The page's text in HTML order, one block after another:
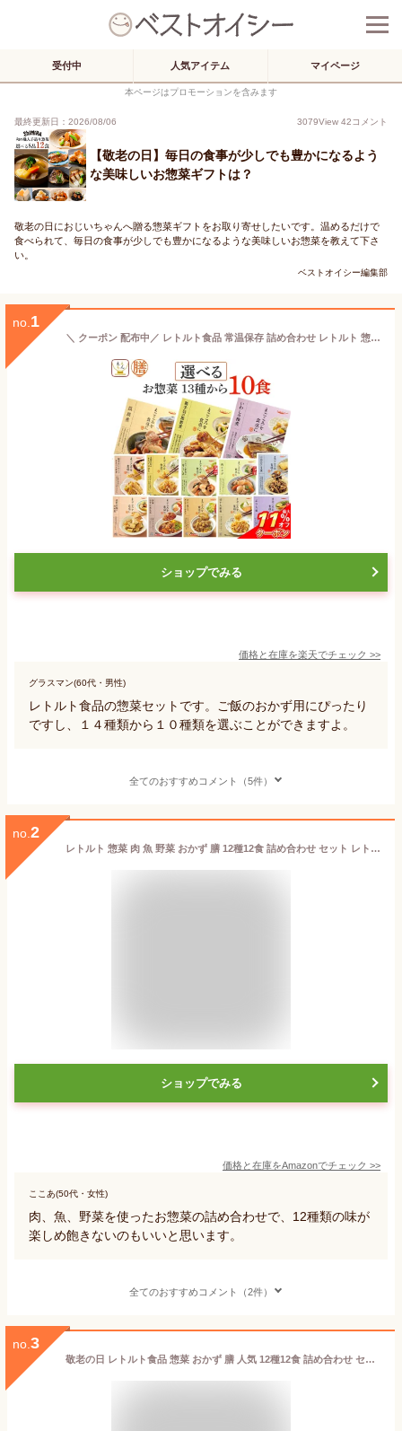
受付中 人気アイテム マイページ
本ページはプロモーションを含みます
最終更新日：2026/08/06 3079View 42コメント
【敬老の日】毎日の食事が少しでも豊かになるよう
な美味しいお惣菜ギフトは？
敬老の日におじいちゃんへ贈る惣菜ギフトをお取り寄せしたいです。温めるだけで
食べられて、毎日の食事が少しでも豊かになるような美味しいお惣菜を教えて下さ
い。
ベストオイシー編集部
no. 1
＼ クーポン 配布中／ レトルト食品 常温保存 詰め合わせ レトルト 惣菜 おかず 膳 14種から 選べる 10食 セット 【 送料無料 沖縄以外】 国分 tabete 和食 洋食 肉 魚 野菜 煮物 肉じゃが 鯖 塩焼き お惣菜ギフト 備蓄 保存食 ホワイトデー 2026 母の日 ギフト
ショップでみる
価格と在庫を楽天でチェック >>
グラスマン(60代・男性)
レトルト食品の惣菜セットです。ご飯のおかず用にぴったり
ですし、１４種類から１０種類を選ぶことができますよ。
全てのおすすめコメント（5件）
no. 2
レトルト 惣菜 肉 魚 野菜 おかず 膳 12種12食 詰め合わせ セット レトルト食品 常温保存 お惣菜 レンジ 湯煎 食品 国産乾燥野菜
ショップでみる
価格と在庫をAmazonでチェック >>
ここあ(50代・女性)
肉、魚、野菜を使ったお惣菜の詰め合わせで、12種類の味が
楽しめ飽きないのもいいと思います。
全てのおすすめコメント（2件）
no. 3
敬老の日 レトルト食品 惣菜 おかず 膳 人気 12種12食 詰め合わせ セット 【 送料無料 沖縄以外】 レトルト 常温保存 和食 洋食 肉 魚 野菜 煮物 が入った ご飯のお供 レンジ 湯煎 備蓄 保存食 防災 食品 2024 残暑見舞い ギフト